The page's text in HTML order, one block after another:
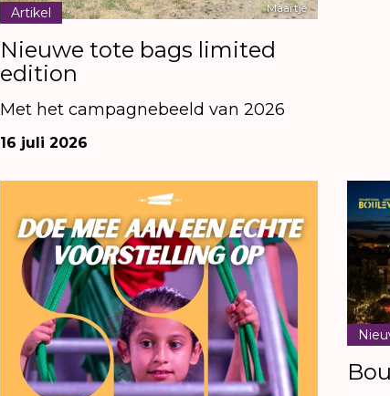
Nieuwe tote bags limited
edition
Met het campagnebeeld van 2026
16 juli 2026
Maartje
Artikel